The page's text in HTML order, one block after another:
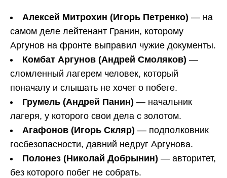
Алексей Митрохин (Игорь Петренко) — на
самом деле лейтенант Гранин, которому
Аргунов на фронте выправил чужие документы.
Комбат Аргунов (Андрей Смоляков) —
сломленный лагерем человек, который
поначалу и слышать не хочет о побеге.
Грумель (Андрей Панин) — начальник
лагеря, у которого свои дела с золотом.
Агафонов (Игорь Скляр) — подполковник
госбезопасности, давний недруг Аргунова.
Полонез (Николай Добрынин) — авторитет,
без которого побег не собрать.